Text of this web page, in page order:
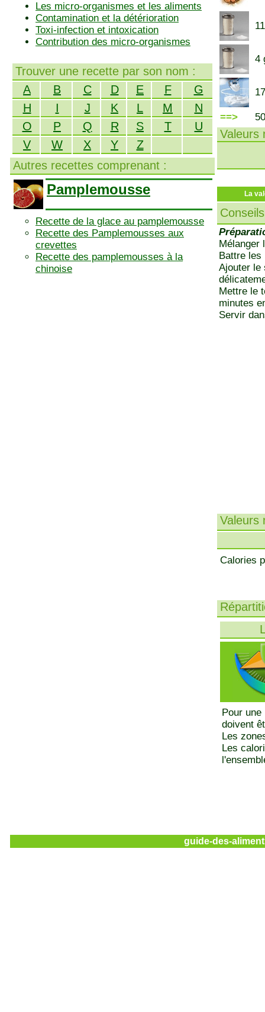
Les micro-organismes et les aliments
Contamination et la détérioration
Toxi-infection et intoxication
Contribution des micro-organismes
Trouver une recette par son nom :
A
B C D E F
G
H
I J K L M
N
O
P Q R S T
U
V
W X Y
Z
Autres recettes comprenant :
Pamplemousse
Recette de la glace au pamplemousse
Recette des Pamplemousses aux
crevettes
Recette des pamplemousses à la
chinoise
4
==>
Valeurs
La
Mélanger
Battre
Ajouter le
Mettre le
minutes
Servir
Valeurs
Calories
Pour
doivent
Les
Les
guide-des-